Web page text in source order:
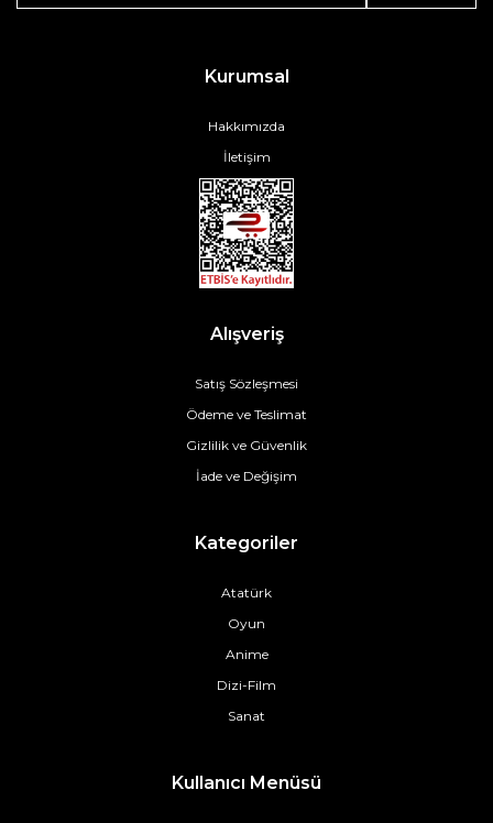
Kurumsal
Hakkımızda
İletişim
Alışveriş
Satış Sözleşmesi
Ödeme ve Teslimat
Gizlilik ve Güvenlik
İade ve Değişim
Kategoriler
Atatürk
Oyun
Anime
Dizi-Film
Sanat
Kullanıcı Menüsü